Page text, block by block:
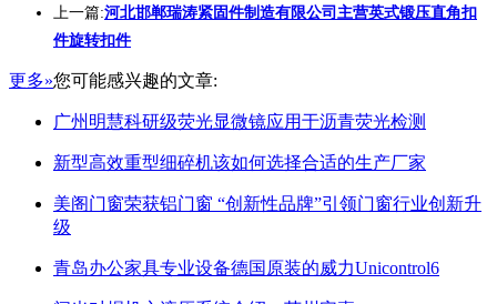
上一篇:河北邯郸瑞涛紧固件制造有限公司主营英式锻压直角扣
件旋转扣件
更多»您可能感兴趣的文章:
广州明慧科研级荧光显微镜应用于沥青荧光检测
新型高效重型细碎机该如何选择合适的生产厂家
美阁门窗荣获铝门窗 “创新性品牌”引领门窗行业创新升
级
青岛办公家具专业设备德国原装的威力Unicontrol6